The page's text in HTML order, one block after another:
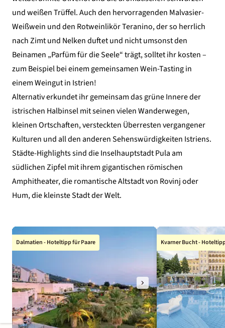
und weißen Trüffel. Auch den hervorragenden Malvasier-
Weißwein und den Rotweinlikör Teranino, der so herrlich
nach Zimt und Nelken duftet und nicht umsonst den
Beinamen „Parfüm für die Seele“ trägt, solltet ihr kosten –
zum Beispiel bei einem gemeinsamen Wein-Tasting in
einemWeingut in Istrien!
Alternativ erkundet ihr gemeinsam das grüne Innere der
istrischen Halbinsel mit seinen vielen Wanderwegen,
kleinen Ortschaften, versteckten Überresten vergangener
Kulturen und all den anderenSehenswürdigkeiten Istriens.
Städte-Highlights sind die Inselhauptstadt Pula am
südlichen Zipfel mit ihrem gigantischen römischen
Amphitheater, die romantische Altstadt von Rovinj oder
Hum, die kleinste Stadt der Welt.
Dalmatien - Hoteltipp für Paare Kvarner Bucht -